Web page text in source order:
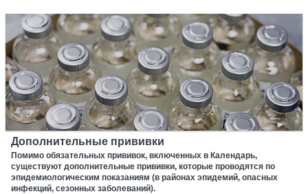
Дополнительные прививки
Помимо обязательных прививок, включенных в Календарь,
существуют дополнительные прививки, которые проводятся по
эпидемиологическим показаниям (в районах эпидемий, опасных
инфекций, сезонных заболеваний).